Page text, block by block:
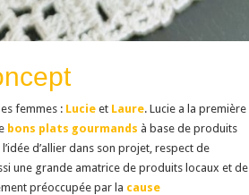
femmes : Lucie et Laure. Lucie a la première
bons plats gourmands à base de produits
d’allier dans son projet, respect de
une grande amatrice de produits locaux et de
préoccupée par la cause